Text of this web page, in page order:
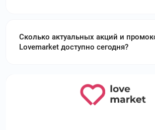
Сколько актуальных акций и
Lovemarket доступно сегодня?